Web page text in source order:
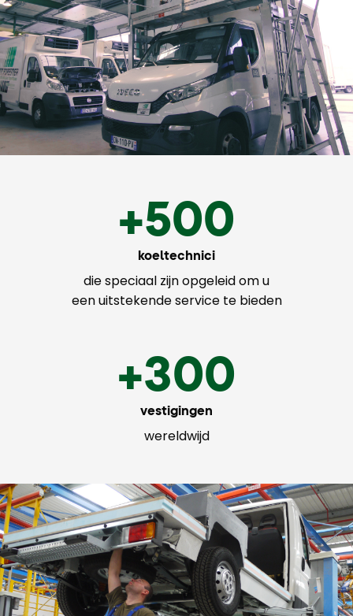
+500
koeltechnici
die speciaal zijn opgeleid om u
een uitstekende service te bieden
+300
vestigingen
wereldwijd